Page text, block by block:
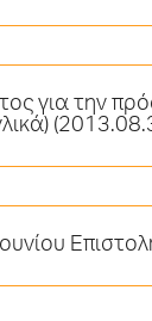
για την